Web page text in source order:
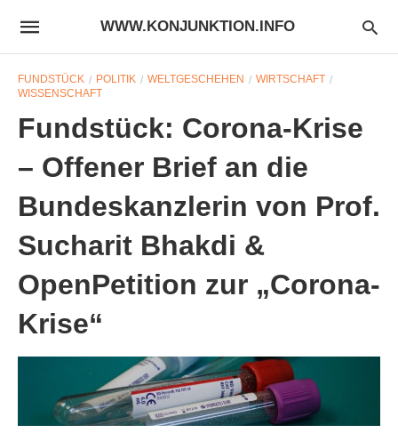
WWW.KONJUNKTION.INFO
FUNDSTÜCK POLITIK WELTGESCHEHEN
WIRTSCHAFT
WISSENSCHAFT
Fundstück: Corona-Krise
– Offener Brief an die
Bundeskanzlerin von Prof.
Sucharit Bhakdi &
OpenPetition zur „Corona-
Krise“